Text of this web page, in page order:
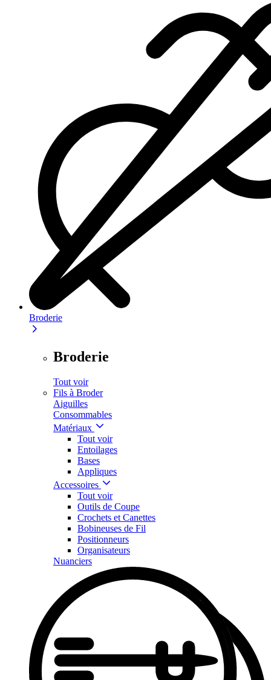
Broderie
Broderie
Tout voir
Fils à Broder
Aiguilles
Consommables
Matériaux
Tout voir
Entoilages
Bases
Appliques
Accessoires
Tout voir
Outils de Coupe
Crochets et Canettes
Bobineuses de Fil
Positionneurs
Organisateurs
Nuanciers